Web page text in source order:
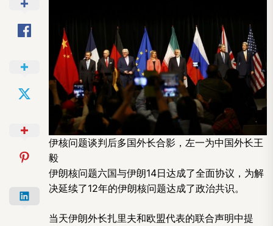
伊核问题谈判后多国外长合影，左一为中国外长王
毅
伊朗核问题六国与伊朗14日达成了全面协议，为解
决延续了12年的伊朗核问题达成了政治共识。
当天伊朗外长扎里夫和欧盟代表的联合声明中提